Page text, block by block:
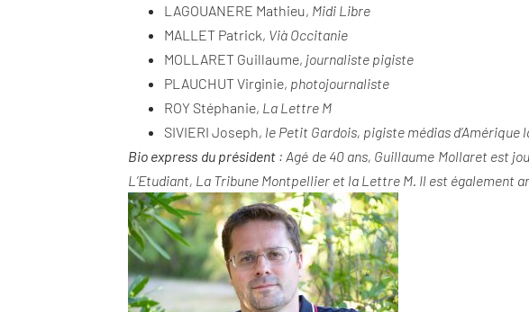
LAGOUANERE Mathieu, Midi Libre
MALLET Patrick, Vià Occitanie
MOLLARET Guillaume, journaliste pigiste
PLAUCHUT Virginie, photojournaliste
ROY Stéphanie, La Lettre M
SIVIERI Joseph, le Petit Gardois, pigiste médias d’Amérique
Bio express du président : Agé de 40 ans, Guillaume Mollaret est
L’Etudiant, La Tribune Montpellier et la Lettre M. Il est également